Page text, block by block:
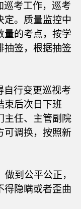
巡考工作，巡考
定。质量监控中
量的考点，按学
抽签，根据抽签
自行变更巡视考
束后次日下班
主任、主管副院
可调换，按照新
到公平公正，
得隐瞒或者歪曲